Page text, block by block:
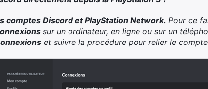
comptes Discord et PlayStation Network. Pour ce
sur un ordinateur, en ligne ou sur un
et suivre la procédure pour relier le